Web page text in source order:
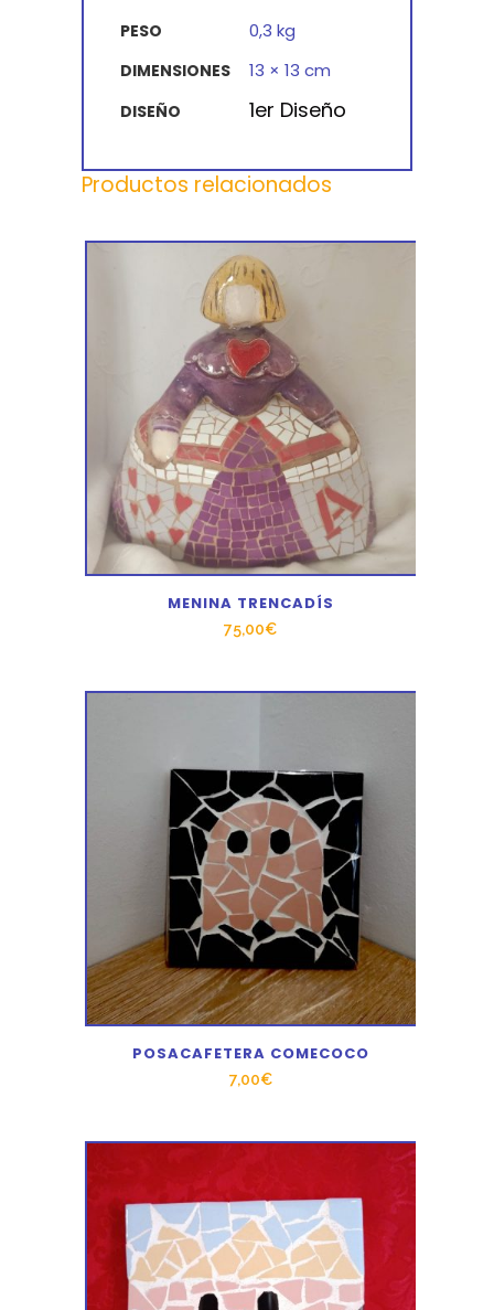
PESO 0,3 kg
DIMENSIONES 13 × 13 cm
DISEÑO 1er Diseño
Productos relacionados
MENINA TRENCADÍS
75,00€
POSACAFETERA COMECOCO
7,00€